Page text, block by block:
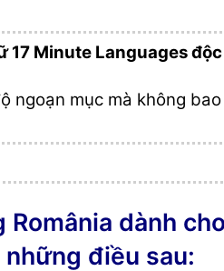
17 Minute Languages
ngoạn mục mà không
dành
điều sau: